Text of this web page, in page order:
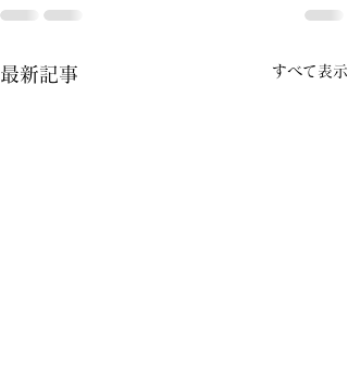
最新記事 すべて表示